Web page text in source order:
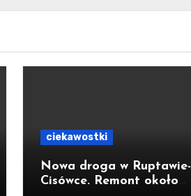
ciekawostki
Nowa droga w Ruptawie-
Cisówce. Remont około